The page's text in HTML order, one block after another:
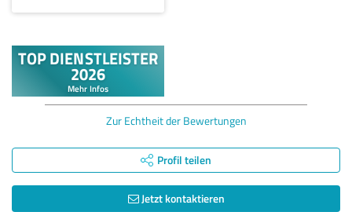
Zur Echtheit der Bewertungen
Profil teilen
Jetzt kontaktieren